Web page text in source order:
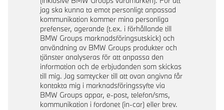
jag ska kunna ta emot personligt anpassad
kommunikation kommer mina personliga
prefenser, agerande (t.ex. i förhållande till
BMW Groups marknadsföringsutskick) och
användning av BMW Groups produkter och
tjänster analyseras för att anpassa den
information och de erbjudanden som skickas
till mig. Jag samtycker till att ovan angivna får
kontakta mig i marknadsföringssyfte via
BMW Groups appar, e-post, telefon/sms,
kommunikation i fordonet (in-car) eller brev.